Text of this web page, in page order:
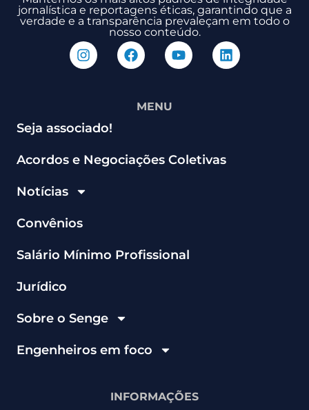
jornalística e reportagens éticas, garantindo que a
verdade e a transparência prevaleçam em todo o
nosso conteúdo.
MENU
Seja associado!
Acordos e Negociações Coletivas
Notícias
Convênios
Salário Mínimo Profissional
Jurídico
Sobre o Senge
Engenheiros em foco
INFORMAÇÕES